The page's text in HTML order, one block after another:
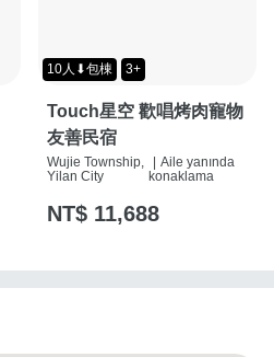
10人⬇包棟 3+
Touch星空 歡唱烤肉寵物
友善民宿
Wujie Township,
Yilan City
Aile yanında
konaklama
NT$ 11,688